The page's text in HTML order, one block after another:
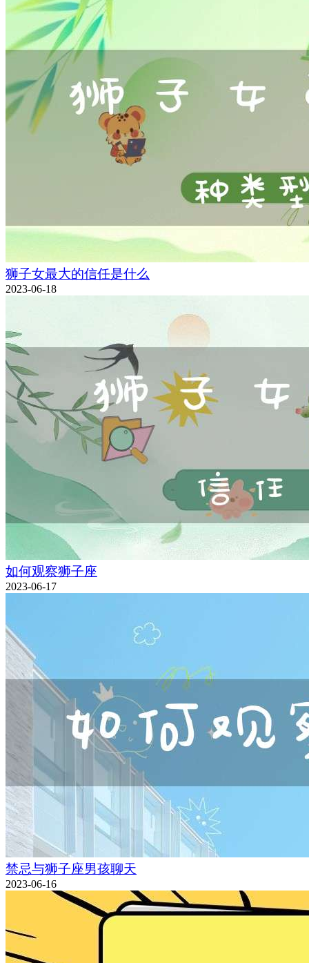
狮子女最大的信任是什么
2023-06-18
如何观察狮子座
2023-06-17
禁忌与狮子座男孩聊天
2023-06-16